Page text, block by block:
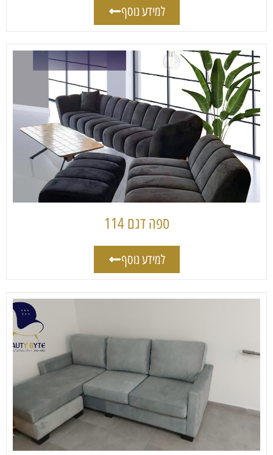
למידע נוסף
ספה דגם 114
למידע נוסף